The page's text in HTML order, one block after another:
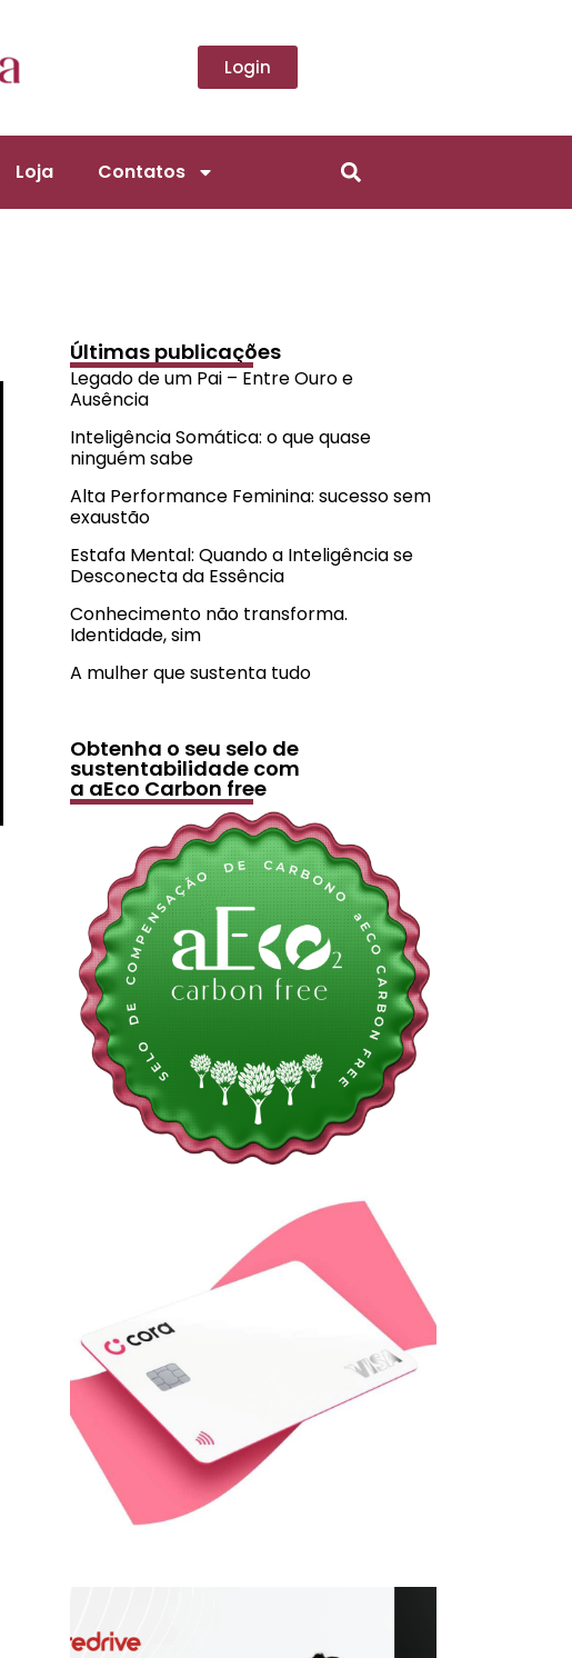
Login
Loja Contatos
Últimas publicações
Legado de um Pai – Entre Ouro e
Ausência
Inteligência Somática: o que quase
ninguém sabe
Alta Performance Feminina: sucesso sem
exaustão
Estafa Mental: Quando a Inteligência se
Desconecta da Essência
Conhecimento não transforma.
Identidade, sim
A mulher que sustenta tudo
Obtenha o seu selo de
sustentabilidade com
a aEco Carbon free